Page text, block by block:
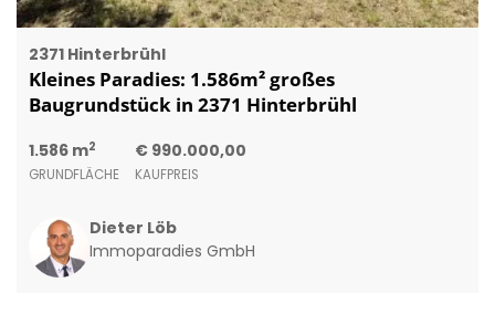
2371 Hinterbrühl
Kleines Paradies: 1.586m² großes
Baugrundstück in 2371 Hinterbrühl
1.586 m2
GRUNDFLÄCHE
€ 990.000,00
KAUFPREIS
Dieter Löb
Immoparadies GmbH